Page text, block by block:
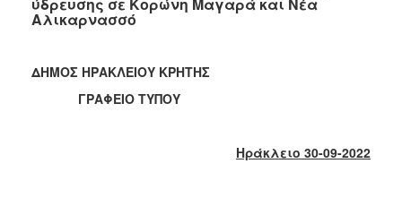
2022
2021
Αλικαρνασσό
ΔΗΜΟΣ ΗΡΑΚΛΕΙΟΥ ΚΡΗΤΗΣ
ΓΡΑΦΕΙΟ ΤΥΠΟΥ
Ηράκλειο 30-09-2022